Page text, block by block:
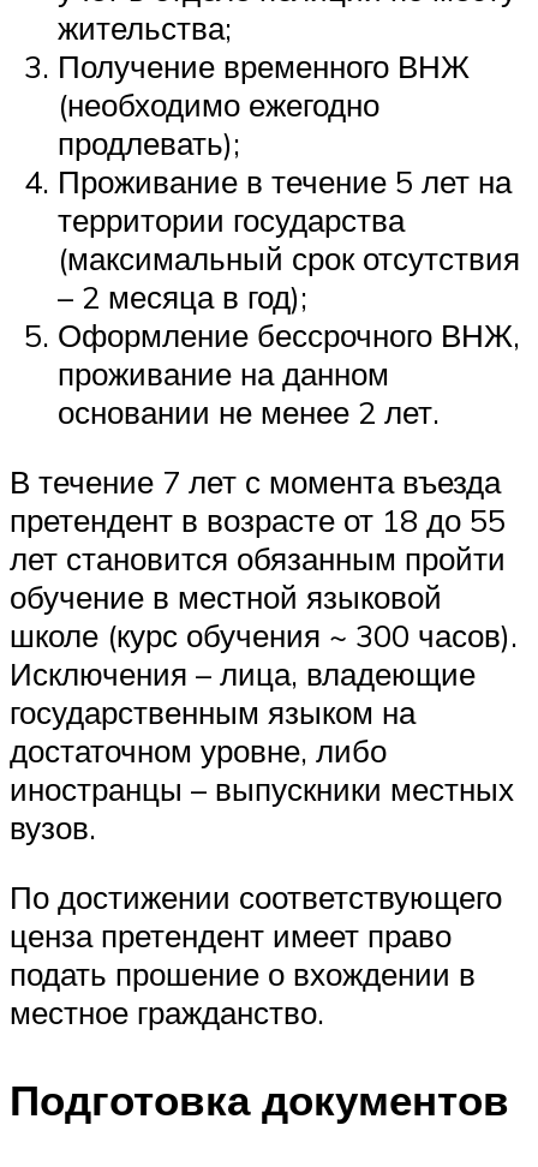
жительства;
Получение временного ВНЖ
(необходимо ежегодно
продлевать);
Проживание в течение 5 лет на
территории государства
(максимальный срок отсутствия
– 2 месяца в год);
Оформление бессрочного ВНЖ,
проживание на данном
основании не менее 2 лет.
В течение 7 лет с момента въезда
претендент в возрасте от 18 до 55
лет становится обязанным пройти
обучение в местной языковой
школе (курс обучения ~ 300 часов).
Исключения – лица, владеющие
государственным языком на
достаточном уровне, либо
иностранцы – выпускники местных
вузов.
По достижении соответствующего
ценза претендент имеет право
подать прошение о вхождении в
местное гражданство.
Подготовка документов